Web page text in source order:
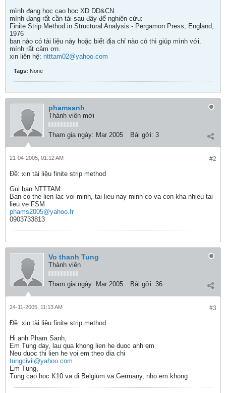
mình đang học cao học XD DD&CN.
mình đang rất cần tài sau đây để nghiên cứu:
Finite Strip Method in Structural Analysis - Pergamon Press, England,
1976
bạn nào có tài liệu này hoặc biết địa chỉ nào có thì giúp mình với.
mính rất cảm ơn.
xin liên hệ: ntttam02@yahoo.com
Tags: None
phamsanh
Thành viên mới
Tham gia ngày: Mar 2005 Bài gởi: 3
#2
21-04-2005, 01:12 AM
Ðề: xin tài liệu finite strip method
Gui ban NTTTAM
Ban co the lien lac voi minh, tai lieu nay minh co va con kha nhieu tai
lieu ve FSM
phams2005@yahoo.fr
0903733813
Vo thanh Tung
Thành viên
Tham gia ngày: Mar 2005 Bài gởi: 36
#3
24-11-2005, 11:13 AM
Ðề: xin tài liệu finite strip method
Hi anh Pham Sanh,
Em Tung day, lau qua khong lien he duoc anh ẹm
Neu duoc thi lien he voi em theo dia chi
tungcivil@yahoo.com
Em Tung,
Tung cao hoc K10 va di Belgium va Germany, nho em khong